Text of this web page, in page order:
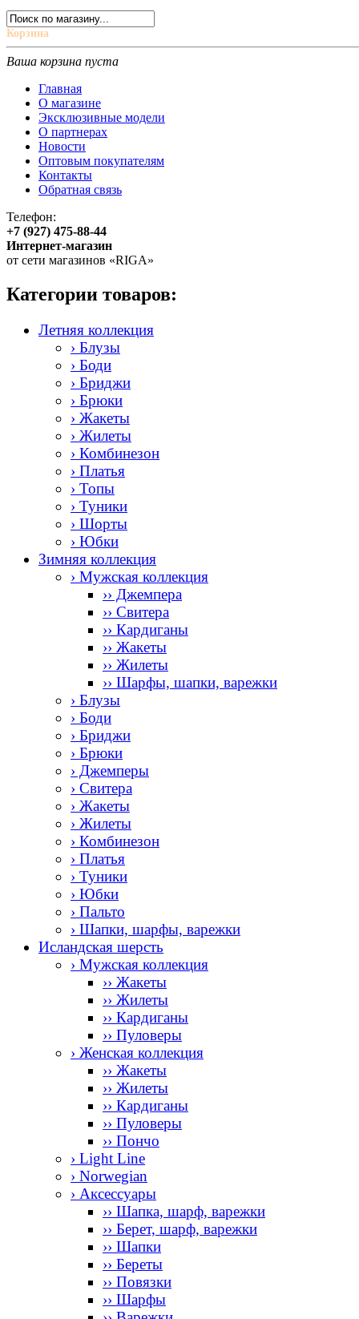
Корзина
Ваша корзина пуста
Главная
О магазине
Эксклюзивные модели
О партнерах
Новости
Оптовым покупателям
Контакты
Обратная связь
Телефон:
+7 (927) 475-88-44
Интернет-магазин
от сети магазинов «RIGA»
Категории товаров:
Летняя коллекция
› Блузы
› Боди
› Бриджи
› Брюки
› Жакеты
› Жилеты
› Комбинезон
› Платья
› Топы
› Туники
› Шорты
› Юбки
Зимняя коллекция
› Мужская коллекция
›› Джемпера
›› Свитера
›› Кардиганы
›› Жакеты
›› Жилеты
›› Шарфы, шапки, варежки
› Блузы
› Боди
› Бриджи
› Брюки
› Джемперы
› Свитера
› Жакеты
› Жилеты
› Комбинезон
› Платья
› Туники
› Юбки
› Пальто
› Шапки, шарфы, варежки
Исландская шерсть
› Мужская коллекция
›› Жакеты
›› Жилеты
›› Кардиганы
›› Пуловеры
› Женская коллекция
›› Жакеты
›› Жилеты
›› Кардиганы
›› Пуловеры
›› Пончо
› Light Line
› Norwegian
› Аксессуары
›› Шапка, шарф, варежки
›› Берет, шарф, варежки
›› Шапки
›› Береты
›› Повязки
›› Шарфы